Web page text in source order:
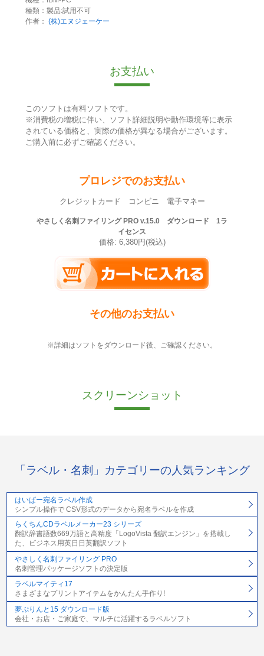
種類：製品:試用不可
作者： (株)エヌジェーケー
お支払い
このソフトは有料ソフトです。
※消費税の増税に伴い、ソフト詳細説明や動作環境等に表示
されている価格と、実際の価格が異なる場合がございます。
ご購入前に必ずご確認ください。
プロレジでのお支払い
クレジットカード コンビニ 電子マネー
やさしく名刺ファイリング PRO v.15.0 ダウンロード 1ラ
イセンス
価格: 6,380円(税込)
その他のお支払い
※詳細はソフトをダウンロード後、ご確認ください。
スクリーンショット
「ラベル・名刺」カテゴリーの人気ランキング
はいぱー宛名ラベル作成
シンプル操作で CSV形式のデータから宛名ラベルを作成
らくちんCDラベルメーカー23 シリーズ
翻訳辞書語数669万語と高精度「LogoVista 翻訳エンジン」を搭載し
た、ビジネス用英日日英翻訳ソフト
やさしく名刺ファイリング PRO
名刺管理パッケージソフトの決定版
ラベルマイティ17
さまざまなプリントアイテムをかんたん手作り!
夢ぷりんと15 ダウンロード版
会社・お店・ご家庭で、マルチに活躍するラベルソフト